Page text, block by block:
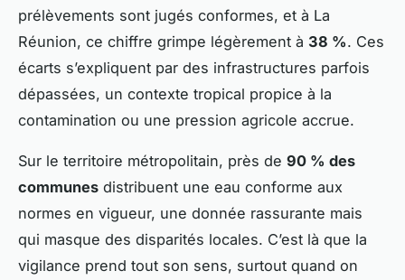
prélèvements sont jugés conformes, et à La
Réunion, ce chiffre grimpe légèrement à 38 %. Ces
écarts s’expliquent par des infrastructures parfois
dépassées, un contexte tropical propice à la
contamination ou une pression agricole accrue.
Sur le territoire métropolitain, près de 90 % des
communes distribuent une eau conforme aux
normes en vigueur, une donnée rassurante mais
qui masque des disparités locales. C’est là que la
vigilance prend tout son sens, surtout quand on